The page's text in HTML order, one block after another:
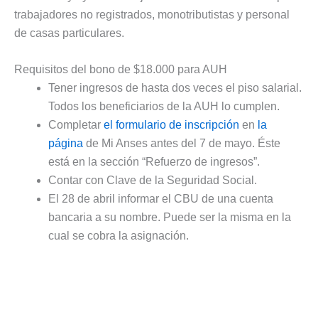
trabajadores no registrados, monotributistas y personal
de casas particulares.
Requisitos del bono de $18.000 para AUH
Tener ingresos de hasta dos veces el piso salarial.
Todos los beneficiarios de la AUH lo cumplen.
Completar el formulario de inscripción en la
página de Mi Anses antes del 7 de mayo. Éste
está en la sección “Refuerzo de ingresos”.
Contar con Clave de la Seguridad Social.
El 28 de abril informar el CBU de una cuenta
bancaria a su nombre. Puede ser la misma en la
cual se cobra la asignación.